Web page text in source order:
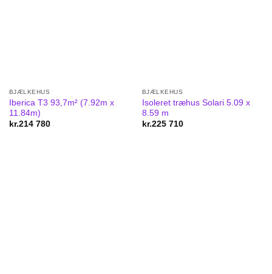
BJÆLKEHUS
Iberica T3 93,7m² (7.92m x
11.84m)
kr.214 780
BJÆLKEHUS
Isoleret træhus Solari 5.09 x
8.59 m
kr.225 710